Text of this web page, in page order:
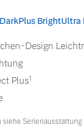
Plus BrightUltra
Design
Plus1
Serienausstattung